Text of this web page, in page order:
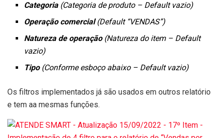
Categoria(Categoria de produto – Default vazio)
Operação comercial(Default “VENDAS”)
Natureza de operação(Natureza do item – Default
vazio)
Tipo(Conforme esboço abaixo – Default vazio)
Os filtros implementados já são usados em outros relatório
e tem aa mesmas funções.